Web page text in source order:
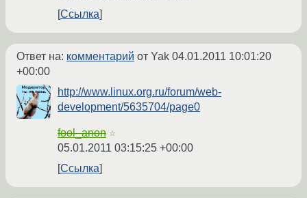
Ссылка
Ответ на: комментарий от Yak 04.01.2011 10:01:20
+00:00
http://www.linux.org.ru/forum/web-
development/5635704/page0
fool_anon ☆
05.01.2011 03:15:25 +00:00
Ссылка